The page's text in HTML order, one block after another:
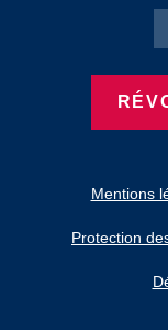
Mentions
Protection